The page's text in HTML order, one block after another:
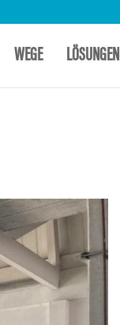
WEGE LÖSUNGEN